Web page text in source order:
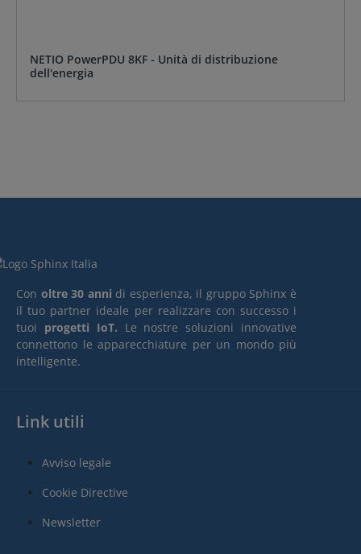
NETIO PowerPDU 8KF - Unità di distribuzione
dell'energia
Con oltre 30 anni di esperienza, il gruppo Sphinx è
il tuo partner ideale per realizzare con successo i
tuoi progetti IoT. Le nostre soluzioni innovative
connettono le apparecchiature per un mondo più
intelligente.
Link utili
Avviso legale
Cookie Directive
Newsletter